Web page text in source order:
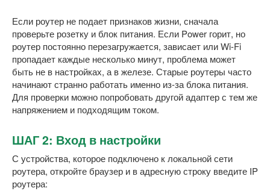
Если роутер не подает признаков жизни, сначала
проверьте розетку и блок питания. Если Power горит, но
роутер постоянно перезагружается, зависает или Wi-Fi
пропадает каждые несколько минут, проблема может
быть не в настройках, а в железе. Старые роутеры часто
начинают странно работать именно из-за блока питания.
Для проверки можно попробовать другой адаптер с тем же
напряжением и подходящим током.
ШАГ 2: Вход в настройки
С устройства, которое подключено к локальной сети
роутера, откройте браузер и в адресную строку введите IP
роутера: